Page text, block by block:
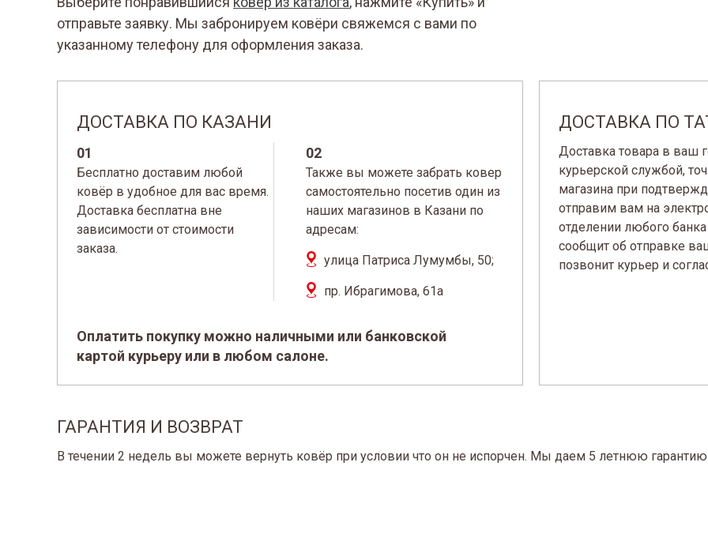
отправьте заявку. Мы забронируем ковёри свяжемся с вами по
указанному телефону для оформления заказа.
ДОСТАВКА ПО КАЗАНИ
01
Бесплатно доставим любой
ковёр в удобное для вас время.
Доставка бесплатна вне
зависимости от стоимости
заказа.
02
Также вы можете забрать ковер
самостоятельно посетив один из
наших магазинов в Казани по
адресам:
улица Патриса Лумумбы, 50;
пр. Ибрагимова, 61а
Оплатить покупку можно наличными или банковской
картой курьеру или в любом салоне.
ДОСТАВКА ПО
Доставка товара в ваш
курьерской службой,
магазина при
отправим вам на
отделении любого
сообщит об отправке
позвонит курьер и
ГАРАНТИЯ И ВОЗВРАТ
В течении 2 недель вы можете вернуть ковёр при условии что он не испорчен. Мы даем 5 летнюю